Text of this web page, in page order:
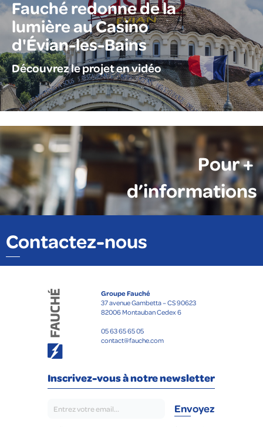
Fauché redonne de la
lumière au Casino
d'Évian-les-Bains
Découvrez le projet en vidéo
Pour +
d’informations
Contactez-nous
Groupe Fauché
37 avenue Gambetta – CS 90623
82006 Montauban Cedex 6
05 63 65 65 05
contact@fauche.com
Inscrivez-vous à notre newsletter